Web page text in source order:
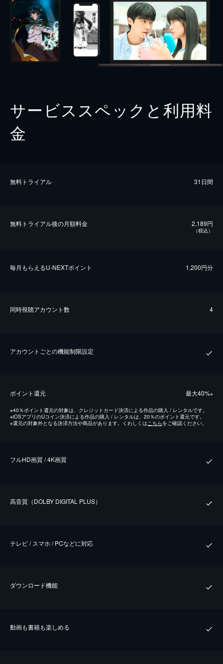
サービススペックと利用料
金
無料トライアル 31日間
無料トライアル後の⽉額料金 2,189円
（税込）
毎⽉もらえるU-NEXTポイント 1,200円分
同時視聴アカウント数 4
アカウントごとの機能制限設定
ポイント還元 最⼤40%※
※40％ポイント還元の対象は、クレジットカード決済による作品の購入 / レンタルです。
※iOSアプリのUコイン決済による作品の購入 / レンタルは、20％のポイント還元です。
※還元の対象外となる決済方法や商品があります。くわしくはこちらをご確認ください。
フルHD画質 / 4K画質
⾼⾳質（DOLBY DIGITAL PLUS）
テレビ / スマホ / PCなどに対応
ダウンロード機能
動画も書籍も楽しめる